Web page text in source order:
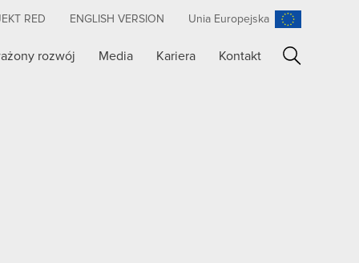
RED ENGLISH VERSION Unia Europejska
rozwój Media Kariera Kontakt